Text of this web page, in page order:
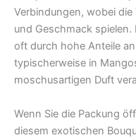
Verbindungen, wobei die
und Geschmack
oft durch hohe Anteile an
typischerweise in
moschusartigen Duft
Wenn Sie die Packung
diesem exotischen